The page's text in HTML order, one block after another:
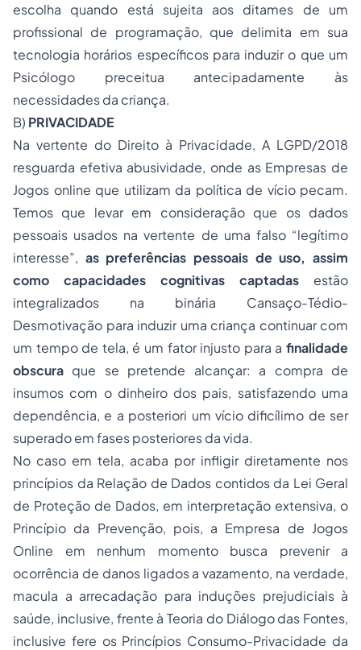
escolha quando está sujeita aos ditames de um
profissional de programação, que delimita em sua
tecnologia horários específicos para induzir o que um
Psicólogo preceitua antecipadamente às
necessidades da criança.
B) PRIVACIDADE
Na vertente do Direito à Privacidade, A LGPD/2018
resguarda efetiva abusividade, onde as Empresas de
Jogos online que utilizam da política de vício pecam.
Temos que levar em consideração que os dados
pessoais usados na vertente de uma falso “legítimo
interesse”, as preferências pessoais de uso, assim
como capacidades cognitivas captadas estão
integralizados na binária Cansaço-Tédio-
Desmotivação para induzir uma criança continuar com
um tempo de tela, é um fator injusto para a finalidade
obscura que se pretende alcançar: a compra de
insumos com o dinheiro dos pais, satisfazendo uma
dependência, e a posteriori um vício dificílimo de ser
superado em fases posteriores da vida.
No caso em tela, acaba por infligir diretamente nos
princípios da Relação de Dados contidos da Lei Geral
de Proteção de Dados, em interpretação extensiva, o
Princípio da Prevenção, pois, a Empresa de Jogos
Online em nenhum momento busca prevenir a
ocorrência de danos ligados a vazamento, na verdade,
macula a arrecadação para induções prejudiciais à
saúde, inclusive, frente à Teoria do Diálogo das Fontes,
inclusive fere os Princípios Consumo-Privacidade da